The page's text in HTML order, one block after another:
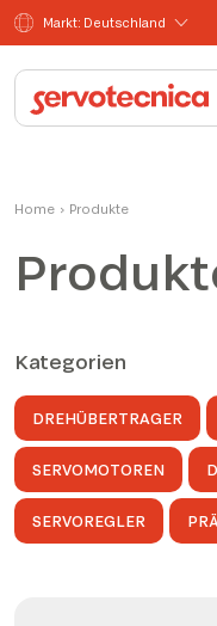
Markt: Deutschland
Home › Produkte
Kategorien
DREHÜBERTRAGER
SERVOMOTOREN
SERVOREGLER